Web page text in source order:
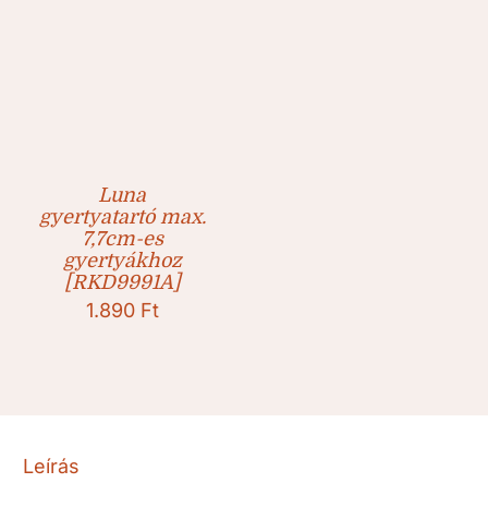
Luna
gyertyatartó max.
7,7cm-es
gyertyákhoz
[RKD9991A]
1.890 Ft
Leírás